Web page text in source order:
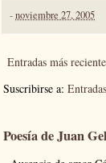
-noviembre 27, 2005
Entradas más
Suscribirse a:
Poesía de Juan